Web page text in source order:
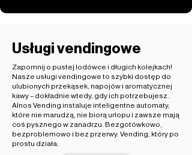
Usługi vendingowe
Zapomnij o pustej lodówce i długich kolejkach!
Nasze usługi vendingowe to szybki dostęp do
ulubionych przekąsek, napojów i aromatycznej
kawy – dokładnie wtedy, gdy ich potrzebujesz.
Alnos Vending instaluje inteligentne automaty,
które nie marudzą, nie biorą urlopu i zawsze mają
coś pysznego w zanadrzu. Bezgotówkowo,
bezproblemowo i bez przerwy. Vending, który po
prostu działa.